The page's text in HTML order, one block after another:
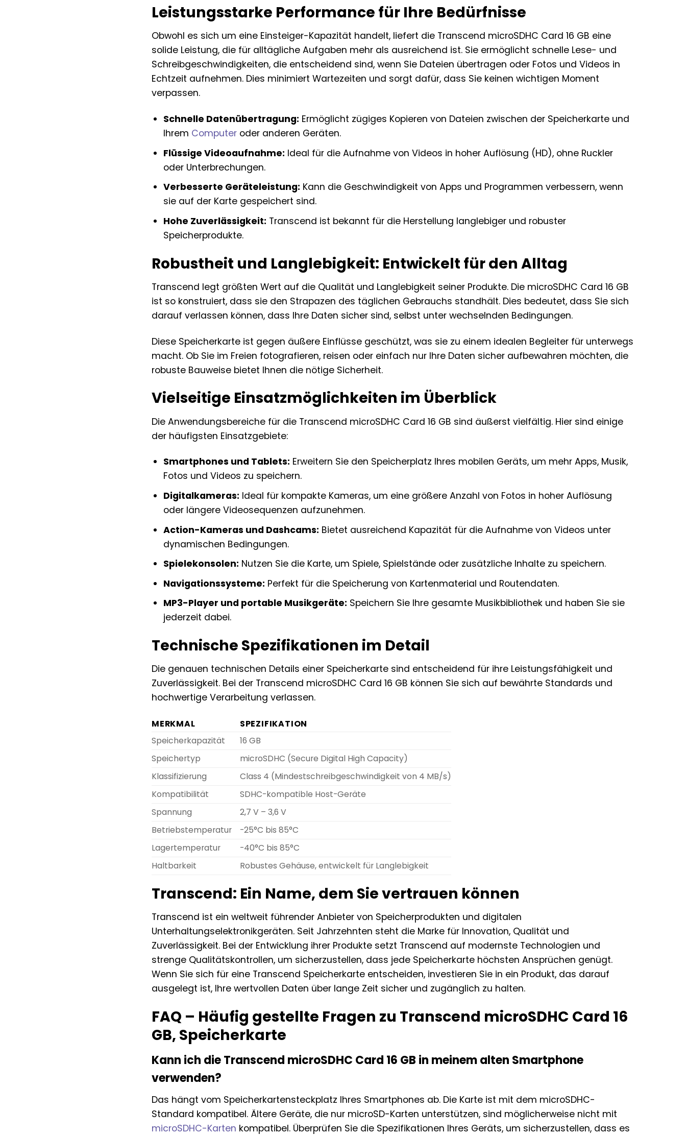
Leistungsstarke Performance für Ihre Bedürfnisse
Obwohl es sich um eine Einsteiger-Kapazität handelt, liefert die Transcend microSDHC Card 16 GB eine
solide Leistung, die für alltägliche Aufgaben mehr als ausreichend ist. Sie ermöglicht schnelle Lese- und
Schreibgeschwindigkeiten, die entscheidend sind, wenn Sie Dateien übertragen oder Fotos und Videos in
Echtzeit aufnehmen. Dies minimiert Wartezeiten und sorgt dafür, dass Sie keinen wichtigen Moment
verpassen.
Schnelle Datenübertragung: Ermöglicht zügiges Kopieren von Dateien zwischen der Speicherkarte und
Ihrem Computeroder anderen Geräten.
Flüssige Videoaufnahme: Ideal für die Aufnahme von Videos in hoher Auflösung (HD), ohne Ruckler
oder Unterbrechungen.
Verbesserte Geräteleistung: Kann die Geschwindigkeit von Apps und Programmen verbessern, wenn
sie auf der Karte gespeichert sind.
Hohe Zuverlässigkeit: Transcend ist bekannt für die Herstellung langlebiger und robuster
Speicherprodukte.
Robustheit und Langlebigkeit: Entwickelt für den Alltag
Transcend legt größten Wert auf die Qualität und Langlebigkeit seiner Produkte. Die microSDHC Card 16 GB
ist so konstruiert, dass sie den Strapazen des täglichen Gebrauchs standhält. Dies bedeutet, dass Sie sich
darauf verlassen können, dass Ihre Daten sicher sind, selbst unter wechselnden Bedingungen.
Diese Speicherkarte ist gegen äußere Einflüsse geschützt, was sie zu einem idealen Begleiter für unterwegs
macht. Ob Sie im Freien fotografieren, reisen oder einfach nur Ihre Daten sicher aufbewahren möchten, die
robuste Bauweise bietet Ihnen die nötige Sicherheit.
Vielseitige Einsatzmöglichkeiten im Überblick
Die Anwendungsbereiche für die Transcend microSDHC Card 16 GB sind äußerst vielfältig. Hier sind einige
der häufigsten Einsatzgebiete:
Smartphones und Tablets: Erweitern Sie den Speicherplatz Ihres mobilen Geräts, um mehr Apps, Musik,
Fotos und Videos zu speichern.
Digitalkameras: Ideal für kompakte Kameras, um eine größere Anzahl von Fotos in hoher Auflösung
oder längere Videosequenzen aufzunehmen.
Action-Kameras und Dashcams: Bietet ausreichend Kapazität für die Aufnahme von Videos unter
dynamischen Bedingungen.
Spielekonsolen: Nutzen Sie die Karte, um Spiele, Spielstände oder zusätzliche Inhalte zu speichern.
Navigationssysteme: Perfekt für die Speicherung von Kartenmaterial und Routendaten.
MP3-Player und portable Musikgeräte: Speichern Sie Ihre gesamte Musikbibliothek und haben Sie sie
jederzeit dabei.
Technische Spezifikationen im Detail
Die genauen technischen Details einer Speicherkarte sind entscheidend für ihre Leistungsfähigkeit und
Zuverlässigkeit. Bei der Transcend microSDHC Card 16 GB können Sie sich auf bewährte Standards und
hochwertige Verarbeitung verlassen.
MERKMAL
SPEZIFIKATION
Speicherkapazität
16 GB
Speichertyp
microSDHC (Secure Digital High Capacity)
Klassifizierung
Class 4 (Mindestschreibgeschwindigkeit von 4 MB/s)
Kompatibilität
SDHC-kompatible Host-Geräte
Spannung
2,7 V – 3,6 V
Betriebstemperatur
-25°C bis 85°C
Lagertemperatur
-40°C bis 85°C
Haltbarkeit
Robustes Gehäuse, entwickelt für Langlebigkeit
Transcend: Ein Name, dem Sie vertrauen können
Transcend ist ein weltweit führender Anbieter von Speicherprodukten und digitalen
Unterhaltungselektronikgeräten. Seit Jahrzehnten steht die Marke für Innovation, Qualität und
Zuverlässigkeit. Bei der Entwicklung ihrer Produkte setzt Transcend auf modernste Technologien und
strenge Qualitätskontrollen, um sicherzustellen, dass jede Speicherkarte höchsten Ansprüchen genügt.
Wenn Sie sich für eine Transcend Speicherkarte entscheiden, investieren Sie in ein Produkt, das darauf
ausgelegt ist, Ihre wertvollen Daten über lange Zeit sicher und zugänglich zu halten.
FAQ – Häufig gestellte Fragen zu Transcend microSDHC Card 16
GB, Speicherkarte
Kann ich die Transcend microSDHC Card 16 GB in meinem alten Smartphone
verwenden?
Das hängt vom Speicherkartensteckplatz Ihres Smartphones ab. Die Karte ist mit dem microSDHC-
Standard kompatibel. Ältere Geräte, die nur microSD-Karten unterstützen, sind möglicherweise nicht mit
microSDHC-Karten kompatibel. Überprüfen Sie die Spezifikationen Ihres Geräts, um sicherzustellen, dass es